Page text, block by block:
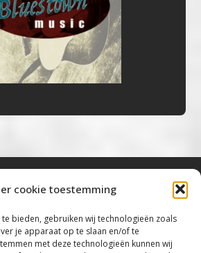
cookie toestemming
bieden, gebruiken wij technologieën zoals
je apparaat op te slaan en/of te
met deze technologieën kunnen wij
Blues, Rock, Roots &